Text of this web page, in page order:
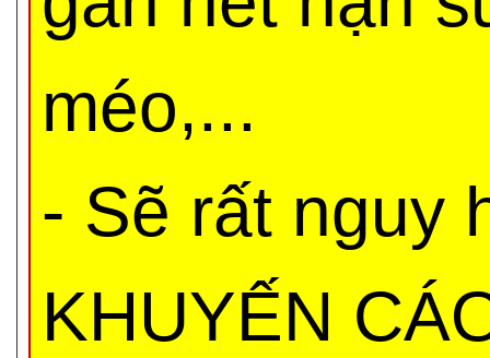
méo,...
- Sẽ rất nguy
KHUYẾN